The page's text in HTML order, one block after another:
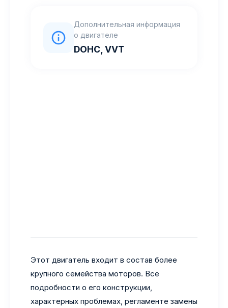
Дополнительная информация
о двигателе
DOHC, VVT
Этот двигатель входит в состав более
крупного семейства моторов. Все
подробности о его конструкции,
характерных проблемах, регламенте замены